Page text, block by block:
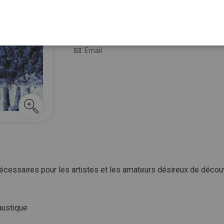
En stock
Email
pour les artistes et les amateurs désireux de